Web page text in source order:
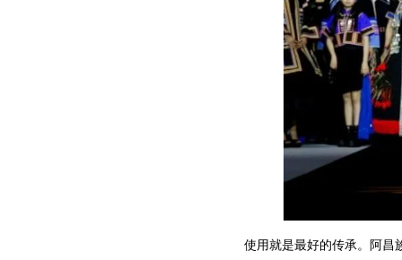
使用就是最好的传承。阿昌